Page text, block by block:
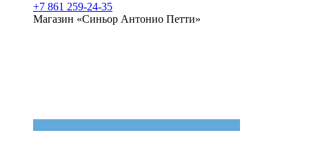
+7 861 259-24-35
Магазин «Синьор Антонио Петти»